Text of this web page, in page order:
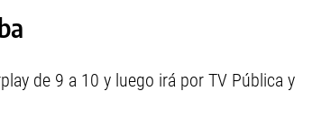
de 9 a 10 y luego irá por TV Pública y